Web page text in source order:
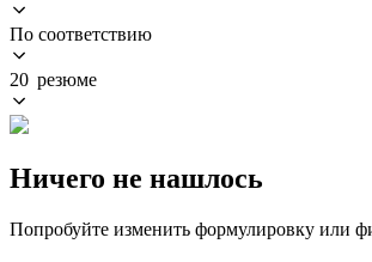
По соответствию
20 резюме
Ничего не нашлось
Попробуйте изменить формулировку или